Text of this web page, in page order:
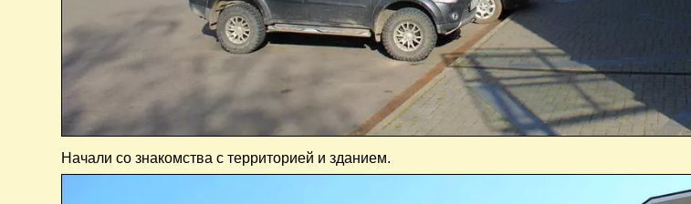
Начали со знакомства с территорией и зданием.